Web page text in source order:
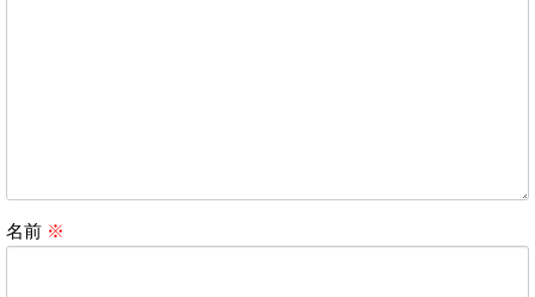
名前 ※